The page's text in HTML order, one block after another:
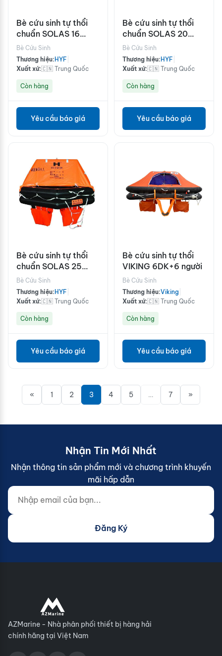
Bè cứu sinh tự thổi
chuẩn SOLAS 16
người HYF-A16
Bè Cứu Sinh
Thương hiệu: HYF
Xuất xứ:🇨🇳 Trung Quốc
Còn hàng
Yêu cầu báo giá
Bè cứu sinh tự thổi
chuẩn SOLAS 20
người HYF-A20
Bè Cứu Sinh
Thương hiệu: HYF
Xuất xứ:🇨🇳 Trung Quốc
Còn hàng
Yêu cầu báo giá
Bè cứu sinh tự thổi
chuẩn SOLAS 25
người HYF-A25
Bè Cứu Sinh
Thương hiệu: HYF
Xuất xứ:🇨🇳 Trung Quốc
Còn hàng
Yêu cầu báo giá
Bè cứu sinh tự thổi
VIKING 6DK+6 người
Bè Cứu Sinh
Thương hiệu:Viking
Xuất xứ:🇨🇳 Trung Quốc
Còn hàng
Yêu cầu báo giá
« 1 2 3 4 5 … 7 »
Nhận Tin Mới Nhất
Nhận thông tin sản phẩm mới và chương trình khuyến
mãi hấp dẫn
Nhập email của bạn...
Website (do not fill)
Đăng Ký
AZMarine - Nhà phân phối thiết bị hàng hải
chính hãng tại Việt Nam